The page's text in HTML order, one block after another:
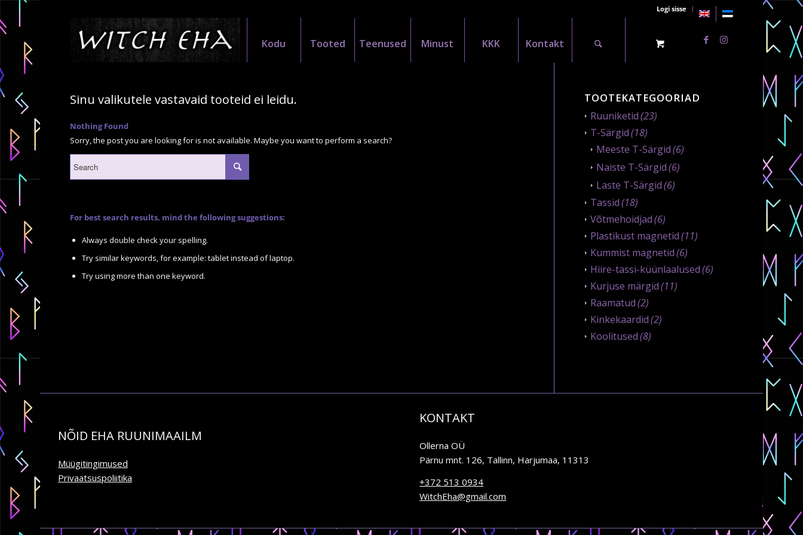
Logi sisse
Kodu Tooted Teenused Minust KKK Kontakt
Sinu valikutele vastavaid tooteid ei leidu.
Nothing Found
Sorry, the post you are looking for is not available. Maybe you want to perform a search?
For best search results, mind the following suggestions:
Always double check your spelling.
Try similar keywords, for example: tablet instead of laptop.
Try using more than one keyword.
TOOTEKATEGOORIAD
Ruuniketid(23)
T-Särgid(18)
Meeste T-Särgid(6)
Naiste T-Särgid(6)
Laste T-Särgid(6)
Tassid(18)
Võtmehoidjad(6)
Plastikust magnetid(11)
Kummist magnetid(6)
Hiire-tassi-küünlaalused(6)
Kurjuse märgid(11)
Raamatud(2)
Kinkekaardid(2)
Koolitused(8)
NÕID EHA RUUNIMAAILM
Müügitingimused
Privaatsuspoliitika
KONTAKT
Ollerna OÜ
Pärnu mnt. 126, Tallinn, Harjumaa, 11313
+372 513 0934
WitchEha@gmail.com